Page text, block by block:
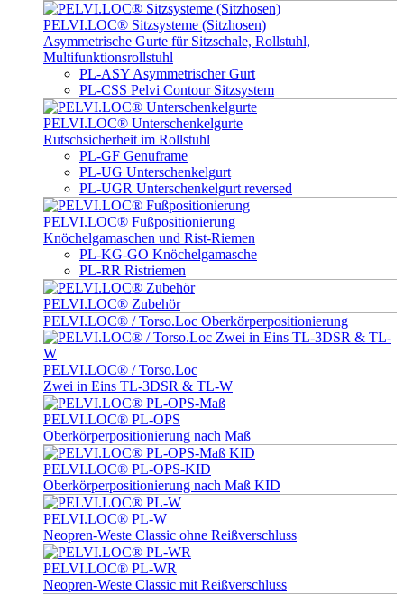
PELVI.LOC® Sitzsysteme (Sitzhosen)
Asymmetrische Gurte für Sitzschale, Rollstuhl,
Multifunktionsrollstuhl
PL-ASY Asymmetrischer Gurt
PL-CSS Pelvi Contour Sitzsystem
PELVI.LOC® Unterschenkelgurte
Rutschsicherheit im Rollstuhl
PL-GF Genuframe
PL-UG Unterschenkelgurt
PL-UGR Unterschenkelgurt reversed
PELVI.LOC® Fußpositionierung
Knöchelgamaschen und Rist-Riemen
PL-KG-GO Knöchelgamasche
PL-RR Ristriemen
PELVI.LOC® Zubehör
PELVI.LOC® / Torso.Loc Oberkörperpositionierung
PELVI.LOC® / Torso.Loc
Zwei in Eins TL-3DSR & TL-W
PELVI.LOC® PL-OPS
Oberkörperpositionierung nach Maß
PELVI.LOC® PL-OPS-KID
Oberkörperpositionierung nach Maß KID
PELVI.LOC® PL-W
Neopren-Weste Classic ohne Reißverschluss
PELVI.LOC® PL-WR
Neopren-Weste Classic mit Reißverschluss